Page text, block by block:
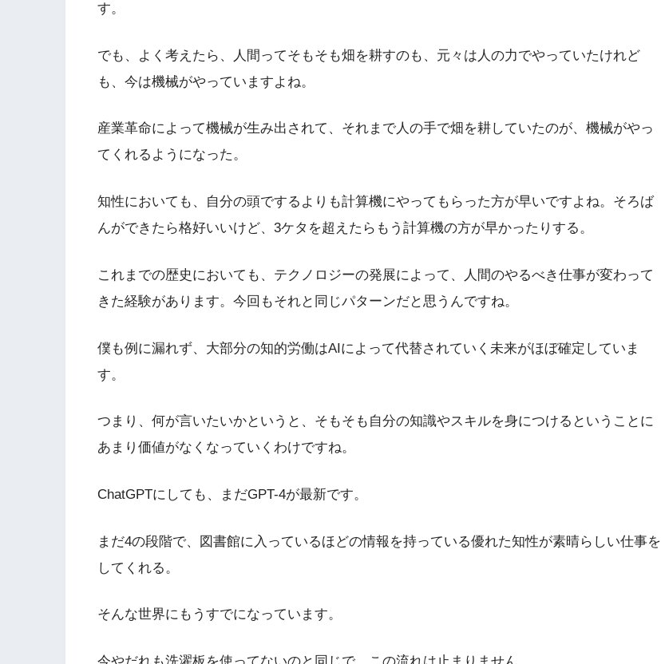
す。
でも、よく考えたら、人間ってそもそも畑を耕すのも、元々は人の力でやっていたけれど
も、今は機械がやっていますよね。
産業革命によって機械が生み出されて、それまで人の手で畑を耕していたのが、機械がやっ
てくれるようになった。
知性においても、自分の頭でするよりも計算機にやってもらった方が早いですよね。そろば
んができたら格好いいけど、3ケタを超えたらもう計算機の方が早かったりする。
これまでの歴史においても、テクノロジーの発展によって、人間のやるべき仕事が変わって
きた経験があります。今回もそれと同じパターンだと思うんですね。
僕も例に漏れず、大部分の知的労働はAIによって代替されていく未来がほぼ確定していま
す。
つまり、何が言いたいかというと、そもそも自分の知識やスキルを身につけるということに
あまり価値がなくなっていくわけですね。
ChatGPTにしても、まだGPT-4が最新です。
まだ4の段階で、図書館に入っているほどの情報を持っている優れた知性が素晴らしい仕事を
してくれる。
そんな世界にもうすでになっています。